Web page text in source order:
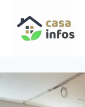
contenu